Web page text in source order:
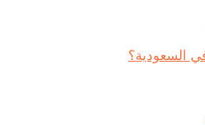
في السعودية؟